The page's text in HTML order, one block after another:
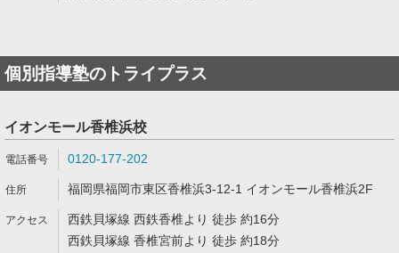
個別指導塾のトライプラス
イオンモール香椎浜校
0120-177-202
福岡県福岡市東区香椎浜3-12-1 イオンモール香椎浜2F
西鉄貝塚線 西鉄香椎より 徒歩 約16分
西鉄貝塚線 香椎宮前より 徒歩 約18分